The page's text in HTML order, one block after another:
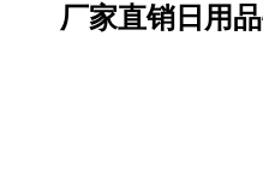
厂家直销日用